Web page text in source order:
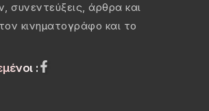
συνεντεύξεις, άρθρα και
κινηματογράφο και το
: